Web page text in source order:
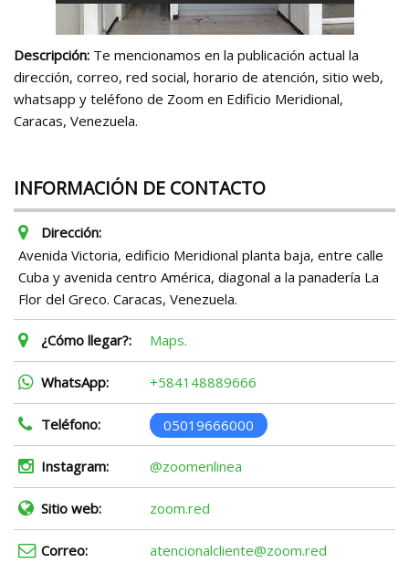
Descripción: Te mencionamos en la publicación actual la
dirección, correo, red social, horario de atención, sitio web,
whatsapp y teléfono de Zoom en Edificio Meridional,
Caracas, Venezuela.
INFORMACIÓN DE CONTACTO
Dirección:
Avenida Victoria, edificio Meridional planta baja, entre calle
Cuba y avenida centro América, diagonal a la panadería La
Flor del Greco. Caracas, Venezuela.
¿Cómo llegar?: Maps.
WhatsApp: +584148889666
Teléfono: 05019666000
Instagram: @zoomenlinea
Sitio web: zoom.red
Correo: atencionalcliente@zoom.red